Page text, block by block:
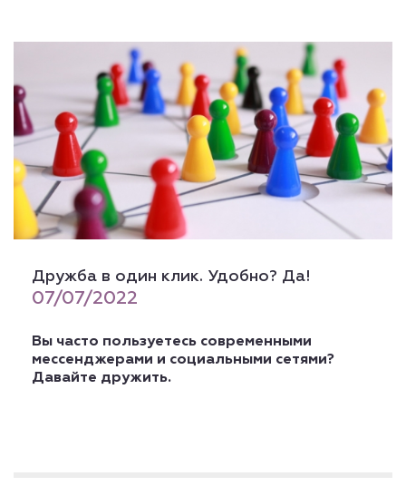
Дружба в один клик. Удобно? Да!
07/07/2022
Вы часто пользуетесь современными
мессенджерами и социальными сетями?
Давайте дружить.